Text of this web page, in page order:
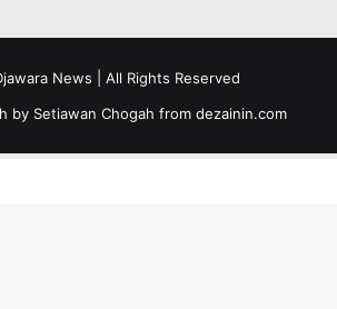
News | All Rights Reserved
by Setiawan Chogah from dezainin.com